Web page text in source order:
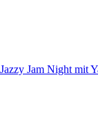
Jazzy Jam Night mit